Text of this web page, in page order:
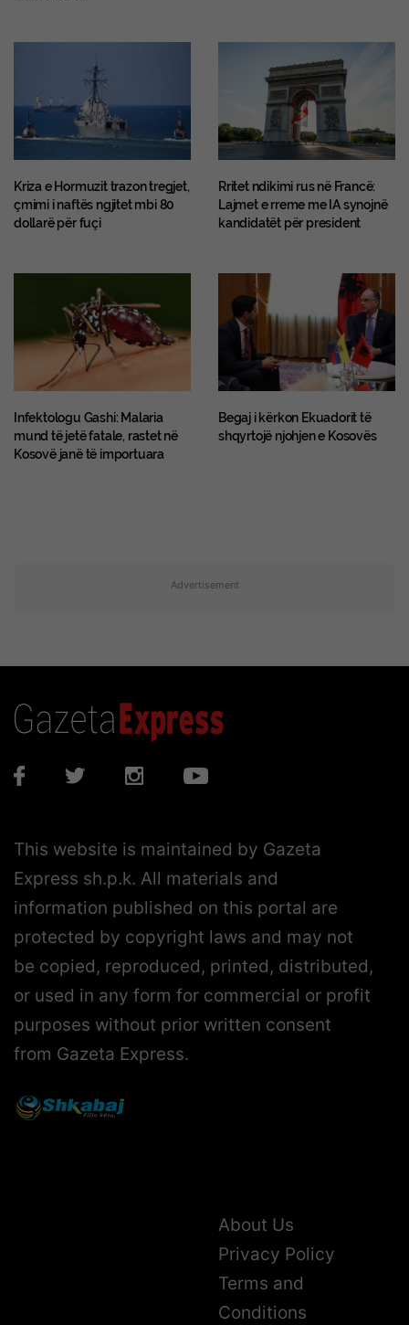
Kriza e Hormuzit trazon tregjet,
çmimi i naftës ngjitet mbi 80
dollarë për fuçi
Rritet ndikimi rus në Francë:
Lajmet e rreme me IA synojnë
kandidatët për president
​Infektologu Gashi: Malaria
mund të jetë fatale, rastet në
Kosovë janë të importuara
Begaj i kërkon Ekuadorit të
shqyrtojë njohjen e Kosovës
Advertisement
This website is maintained by Gazeta
Express sh.p.k. All materials and
information published on this portal are
protected by copyright laws and may not
be copied, reproduced, printed, distributed,
or used in any form for commercial or profit
purposes without prior written consent
from Gazeta Express.
About Us
Privacy Policy
Terms and
Conditions